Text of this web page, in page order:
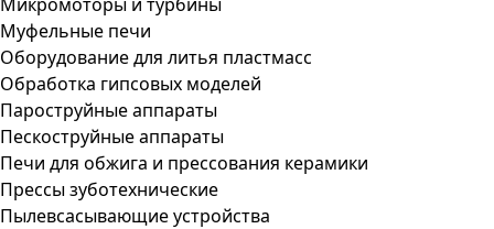
Муфельные печи
Оборудование для литья пластмасс
Обработка гипсовых моделей
Пароструйные аппараты
Пескоструйные аппараты
Печи для обжига и прессования керамики
Прессы зуботехнические
Пылевсасывающие устройства